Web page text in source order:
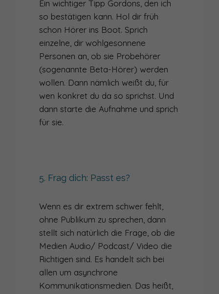
Ein wichtiger Tipp Gordons, den ich
so bestätigen kann. Hol dir früh
schon Hörer ins Boot. Sprich
einzelne, dir wohlgesonnene
Personen an, ob sie Probehörer
(sogenannte Beta-Hörer) werden
wollen. Dann nämlich weißt du, für
wen konkret du da so sprichst. Und
dann starte die Aufnahme und sprich
für sie.
5. Frag dich: Passt es?
Wenn es dir extrem schwer fehlt,
ohne Publikum zu sprechen, dann
stellt sich natürlich die Frage, ob die
Medien Audio/ Podcast/ Video die
Richtigen sind. Es handelt sich bei
allen um asynchrone
Kommunikationsmedien. Das heißt,